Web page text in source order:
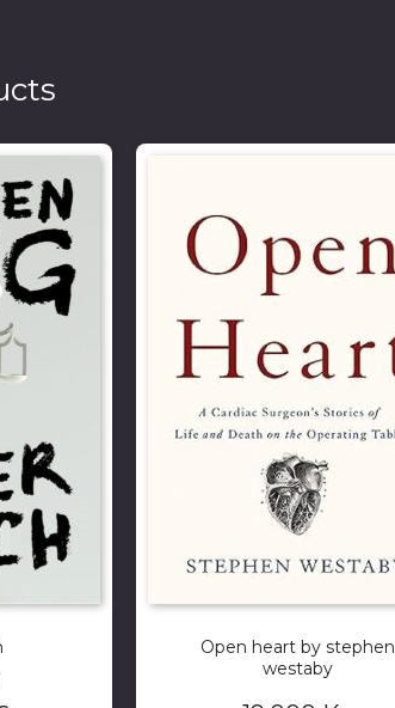
Open heart by stephen
westaby